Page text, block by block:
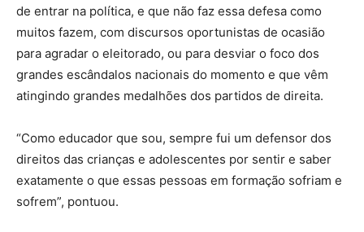
de entrar na política, e que não faz essa defesa como
muitos fazem, com discursos oportunistas de ocasião
para agradar o eleitorado, ou para desviar o foco dos
grandes escândalos nacionais do momento e que vêm
atingindo grandes medalhões dos partidos de direita.
“Como educador que sou, sempre fui um defensor dos
direitos das crianças e adolescentes por sentir e saber
exatamente o que essas pessoas em formação sofriam e
sofrem”, pontuou.